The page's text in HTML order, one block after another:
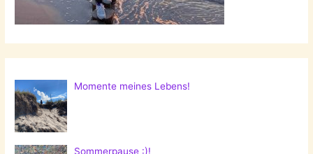
Momente meines Lebens!
Sommerpause :)!